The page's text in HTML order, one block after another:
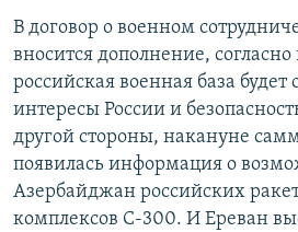
В договор о военном
вносится дополнение,
российская военная база будет
интересы России и
другой стороны, накануне
появилась информация о
Азербайджан российских
комплексов С-300. И Ереван